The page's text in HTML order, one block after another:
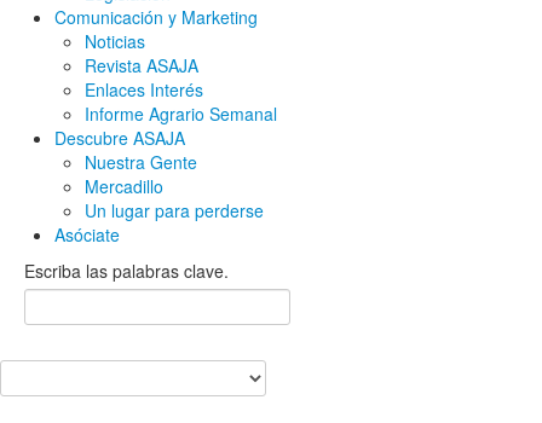
Comunicación y Marketing
Noticias
Revista ASAJA
Enlaces Interés
Informe Agrario Semanal
Descubre ASAJA
Nuestra Gente
Mercadillo
Un lugar para perderse
Asóciate
Escriba las palabras clave.